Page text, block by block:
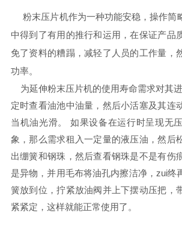
粉末压片机作为一种功能安稳，操作简
中得到了有用的推行和运用，在保证产品
免了资料的糟蹋，减轻了人员的工作量，
功率。
为延伸粉末压片机的使用寿命需求对其
定时查看油池中油量，然后小活塞及其连
当机油光滑。 如果设备在运行时呈现无
象，那么需求租入一定量的液压油，然后
出绷簧和钢珠，然后查看钢珠是不是有伤
是异物，并用毛布将油孔内擦洁净，zui终
簧放到位，拧紧放油阀并上下摆动压把，
紧紧定，这样就能正常使用了。